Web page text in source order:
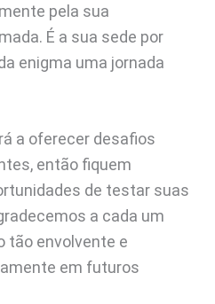
pela sua
É a sua sede por
enigma uma jornada
a oferecer desafios
então fiquem
de testar suas
a cada um
tão envolvente e
em futuros